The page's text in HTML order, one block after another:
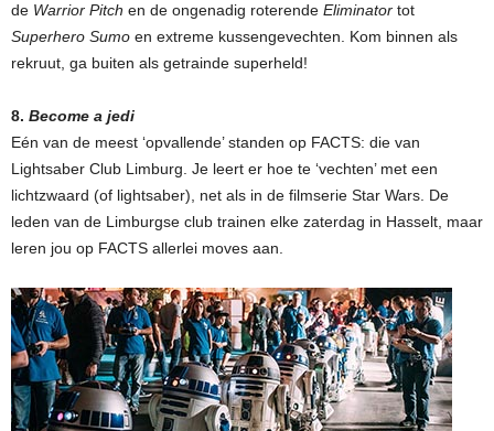
de Warrior Pitch en de ongenadig roterende Eliminator tot
Superhero Sumo en extreme kussengevechten. Kom binnen als
rekruut, ga buiten als getrainde superheld!
8. Become a jedi
Eén van de meest ‘opvallende’ standen op FACTS: die van
Lightsaber Club Limburg. Je leert er hoe te ‘vechten’ met een
lichtzwaard (of lightsaber), net als in de filmserie Star Wars. De
leden van de Limburgse club trainen elke zaterdag in Hasselt, maar
leren jou op FACTS allerlei moves aan.